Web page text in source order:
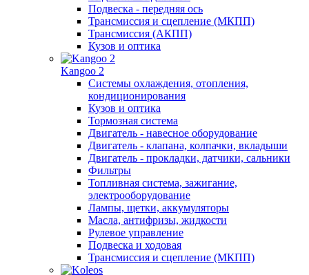
Подвеска - передняя ось
Трансмиссия и сцепление (МКПП)
Трансмиссия (АКПП)
Кузов и оптика
Kangoo 2
Системы охлаждения, отопления,
кондиционирования
Кузов и оптика
Тормозная система
Двигатель - навесное оборудование
Двигатель - клапана, колпачки, вкладыши
Двигатель - прокладки, датчики, сальники
Фильтры
Топливная система, зажигание,
электрооборудование
Лампы, щетки, аккумуляторы
Масла, антифризы, жидкости
Рулевое управление
Подвеска и ходовая
Трансмиссия и сцепление (МКПП)